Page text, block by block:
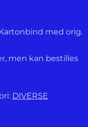
med orig.
men kan bestilles
DIVERSE